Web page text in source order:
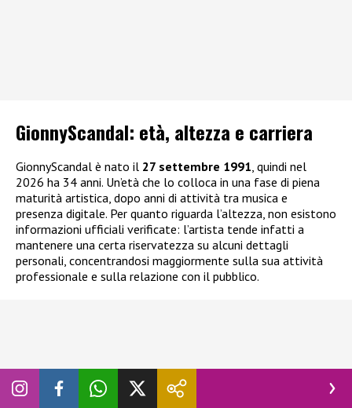
GionnyScandal: età, altezza e carriera
GionnyScandal è nato il 27 settembre 1991 , quindi nel
2026 ha 34 anni. Un’età che lo colloca in una fase di piena
maturità artistica, dopo anni di attività tra musica e
presenza digitale. Per quanto riguarda l’altezza, non esistono
informazioni ufficiali verificate: l’artista tende infatti a
mantenere una certa riservatezza su alcuni dettagli
personali, concentrandosi maggiormente sulla sua attività
professionale e sulla relazione con il pubblico.